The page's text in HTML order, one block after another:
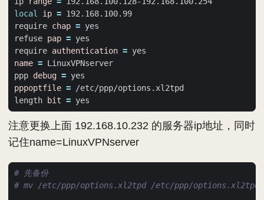
local
ip =
require chap =
refuse pap =
require authentication =
name =
ppp debug =
pppoptfile =
length
bit =
注意更换上面 192.168.10.232 的服务器ip地址，同时
记住name=LinuxVPNserver
# 先备份
# mv /etc/ppp/options.xl2tpd /etc/ppp/